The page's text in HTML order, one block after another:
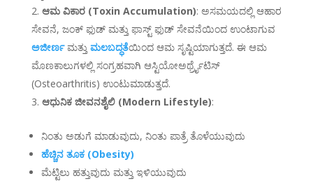
ಆಮ ವಿಕಾರ (Toxin Accumulation): ಅಸಮಯದಲ್ಲಿ ಆಹಾರ
ಸೇವನೆ, ಜಂಕ್ ಫುಡ್ ಮತ್ತು ಫಾಸ್ಟ್ ಫುಡ್ ಸೇವನೆಯಿಂದ ಉಂಟಾಗುವ
ಅಜೀರ್ಣಮತ್ತು ಮಲಬದ್ಧತೆಯಿಂದ ಆಮ ಸೃಷ್ಟಿಯಾಗುತ್ತದೆ. ಈ ಆಮ
ಮೊಣಕಾಲುಗಳಲ್ಲಿ ಸಂಗ್ರಹವಾಗಿ ಆಸ್ಟಿಯೋಅರ್ಥ್ರೈಟಿಸ್
(Osteoarthritis) ಉಂಟುಮಾಡುತ್ತದೆ.
ಆಧುನಿಕ ಜೀವನಶೈಲಿ (Modern Lifestyle):
ನಿಂತು ಅಡುಗೆ ಮಾಡುವುದು, ನಿಂತು ಪಾತ್ರೆ ತೊಳೆಯುವುದು
ಹೆಚ್ಚಿನ ತೂಕ (Obesity)
ಮೆಟ್ಟಿಲು ಹತ್ತುವುದು ಮತ್ತು ಇಳಿಯುವುದು